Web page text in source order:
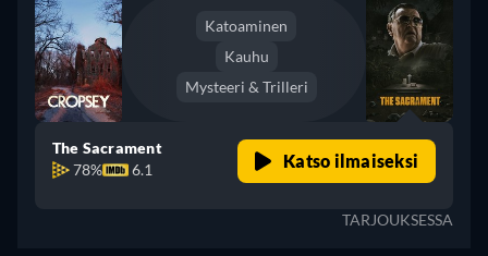
Katoaminen
Kauhu
Mysteeri & Trilleri
The Sacrament
78%
6.1 Katso ilmaiseksi
TARJOUKSESSA